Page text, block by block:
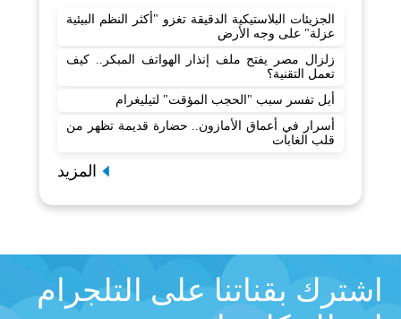
الجزيئات البلاستيكية الدقيقة تغزو "أكثر النظم البيئية
عزلة" على وجه الأرض
زلزال مصر يفتح ملف إنذار الهواتف المبكر.. كيف
تعمل التقنية؟
أبل تفسر سبب "الحجب المؤقت" لتيليغرام
أسرار في أعماق الأمازون.. حضارة قديمة تظهر من
قلب الغابات
المزيد
اشترك بقناتنا على التلجرام